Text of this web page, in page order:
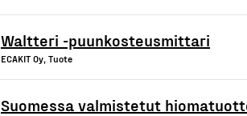
Waltteri -puunkosteusmittari
ECAKIT Oy, Tuote
Suomessa valmistetut